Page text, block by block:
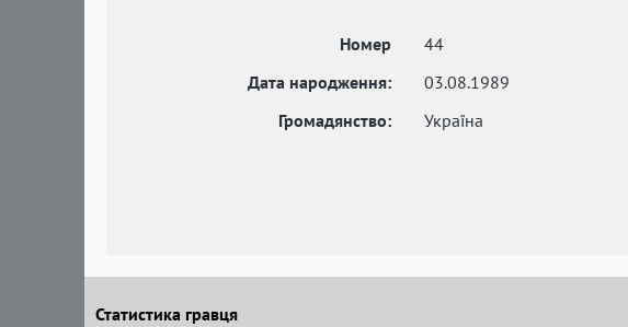
Номер
44
Дата народження:
03.08.1989
Громадянство:
Україна
Статистика гравця